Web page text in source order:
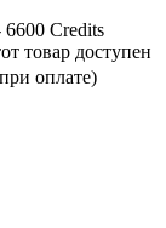
Credits
товар доступен
оплате)